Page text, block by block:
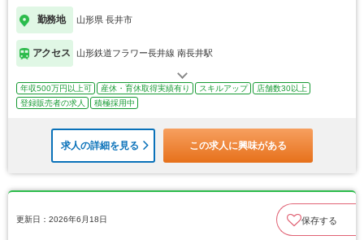
勤務地 山形県 長井市
アクセス 山形鉄道フラワー長井線 南長井駅
年収500万円以上可 産休・育休取得実績有り スキルアップ
店舗数30以上
登録販売者の求人
積極採用中
求人の詳細を見る この求人に興味がある
更新日：2026年6月18日 保存する